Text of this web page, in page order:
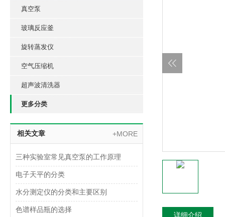
真空泵
玻璃反应釜
旋转蒸发仪
空气压缩机
超声波清洗器
更多分类
相关文章 +MORE
三种实验室常见真空泵的工作原理
电子天平的分类
水分测定仪的分类和主要区别
色谱样品瓶的选择
详细介绍